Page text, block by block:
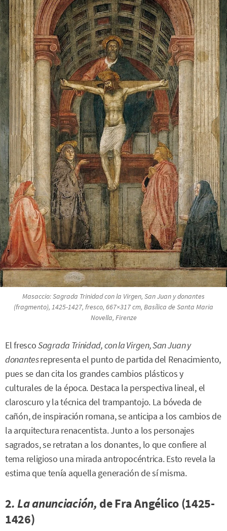
Masaccio:Sagrada Trinidad con la Virgen, San Juan y donantes
(fragmento), 1425-1427, fresco, 667×317 cm, Basílica de Santa Maria
Novella, Firenze
El frescoSagrada Trinidad, con la Virgen, San Juan y
donantesrepresenta el punto de partida del Renacimiento,
pues se dan cita los grandes cambios plásticos y
culturales de la época. Destaca la perspectiva lineal, el
claroscuro y la técnica del trampantojo. La bóveda de
cañón, de inspiración romana, se anticipa a los cambios de
la arquitectura renacentista. Junto a los personajes
sagrados, se retratan a los donantes, lo que confiere al
tema religioso una mirada antropocéntrica. Esto revela la
estima que tenía aquella generación de sí misma.
2.La anunciación, de Fra Angélico (1425-
1426)